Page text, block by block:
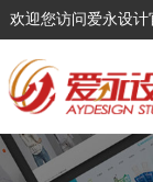
欢迎您访问爱永设计